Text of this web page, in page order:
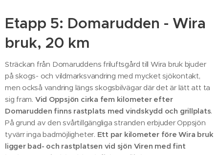
Etapp 5: Domarudden - Wira
bruk, 20 km
Sträckan från Domaruddens friluftsgård till Wira bruk bjuder
på skogs- och vildmarksvandring med mycket sjökontakt,
men också vandring längs skogsbilvägar där det är lätt att ta
sig fram. Vid Oppsjön cirka fem kilometer efter
Domarudden finns rastplats med vindskydd och grillplats.
På grund av den svårtillgängliga stranden erbjuder Oppsjön
tyvärr inga badmöjligheter. Ett par kilometer före Wira bruk
ligger bad- och rastplatsen vid sjön Viren med fint